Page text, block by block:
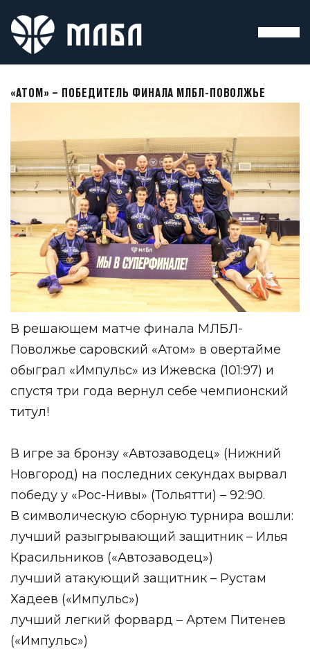
«АТОМ» – ПОБЕДИТЕЛЬ ФИНАЛА МЛБЛ-ПОВОЛЖЬЕ
В решающем матче финала МЛБЛ-
Поволжье саровский «Атом» в овертайме
обыграл «Импульс» из Ижевска (101:97) и
спустя три года вернул себе чемпионский
титул!
В игре за бронзу «Автозаводец» (Нижний
Новгород) на последних секундах вырвал
победу у «Рос-Нивы» (Тольятти) – 92:90.
В символическую сборную турнира вошли:
лучший разыгрывающий защитник – Илья
Красильников («Автозаводец»)
лучший атакующий защитник – Рустам
Хадеев («Импульс»)
лучший легкий форвард – Артем Питенев
(«Импульс»)